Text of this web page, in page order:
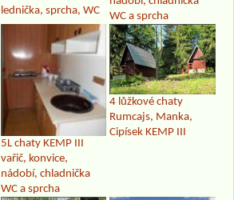
lednička, sprcha, WC
WC a sprcha
5L chaty KEMP III
vařič, konvice,
nádobí, chladnička
WC a sprcha
4 lůžkové chaty
Rumcajs, Manka,
Cipísek KEMP III